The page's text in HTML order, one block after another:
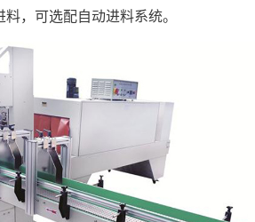
，可选配自动进料系统。